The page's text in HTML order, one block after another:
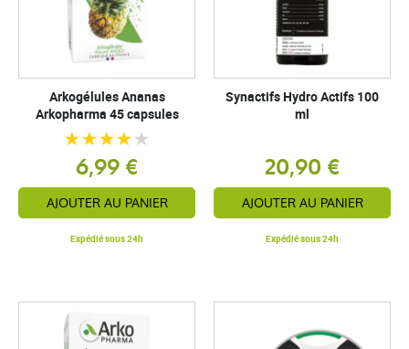
Arkogélules Ananas
Arkopharma 45 capsules
6,99 €
AJOUTER AU PANIER
Expédié sous 24h
Synactifs Hydro Actifs 100
ml
20,90 €
AJOUTER AU PANIER
Expédié sous 24h